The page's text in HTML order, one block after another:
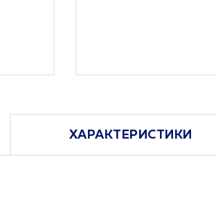
ХАРАКТЕРИСТИКИ